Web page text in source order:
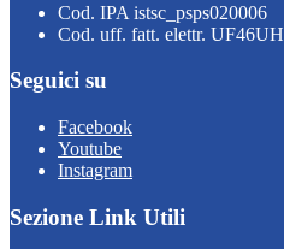
Cod. IPA istsc_psps020006
Cod. uff. fatt. elettr. UF46UH
Seguici su
Facebook
Youtube
Instagram
Sezione Link Utili